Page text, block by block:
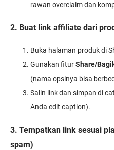
rawan overclaim dan
2. Buat link affiliate dari
Buka halaman produk di
Gunakan fiturShare/
(nama opsinya bisa
Salin link dan simpan di
Anda edit caption).
3. Tempatkan link sesuai
spam)